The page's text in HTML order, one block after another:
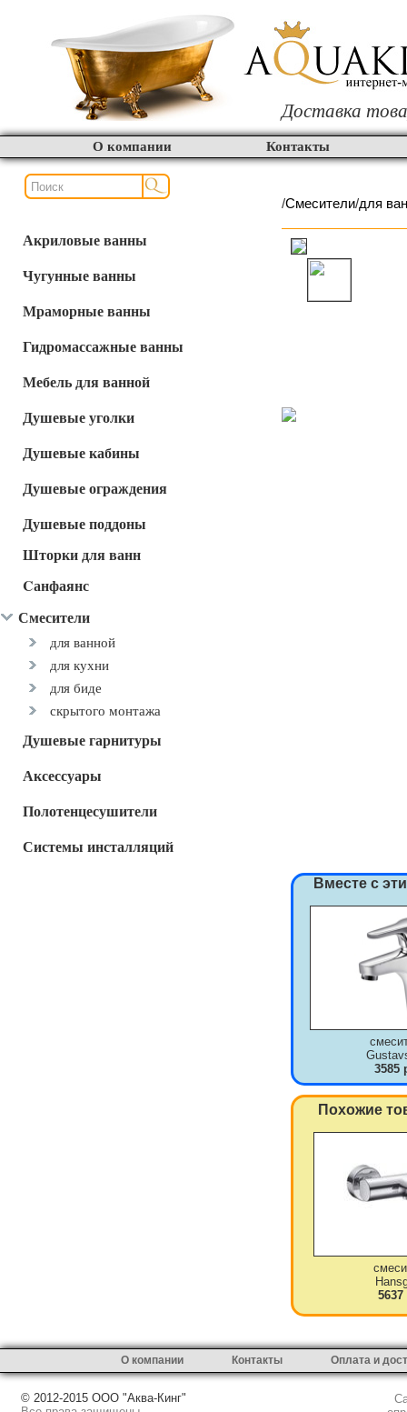
Доставка
О компании Контакты
Акриловые ванны
Чугунные ванны
Мраморные ванны
Гидромассажные ванны
Мебель для ванной
Душевые уголки
Душевые кабины
Душевые ограждения
Душевые поддоны
Шторки для ванн
Cанфаянс
Смесители
для ванной
для кухни
для биде
скрытого монтажа
Душевые гарнитуры
Аксессуары
Полотенцесушители
Системы инсталляций
/Смесители/для
Вместе с
3585
Похожие
5637
О компании Контакты Оплата и
© 2012-2015 ООО "Аква-Кинг"